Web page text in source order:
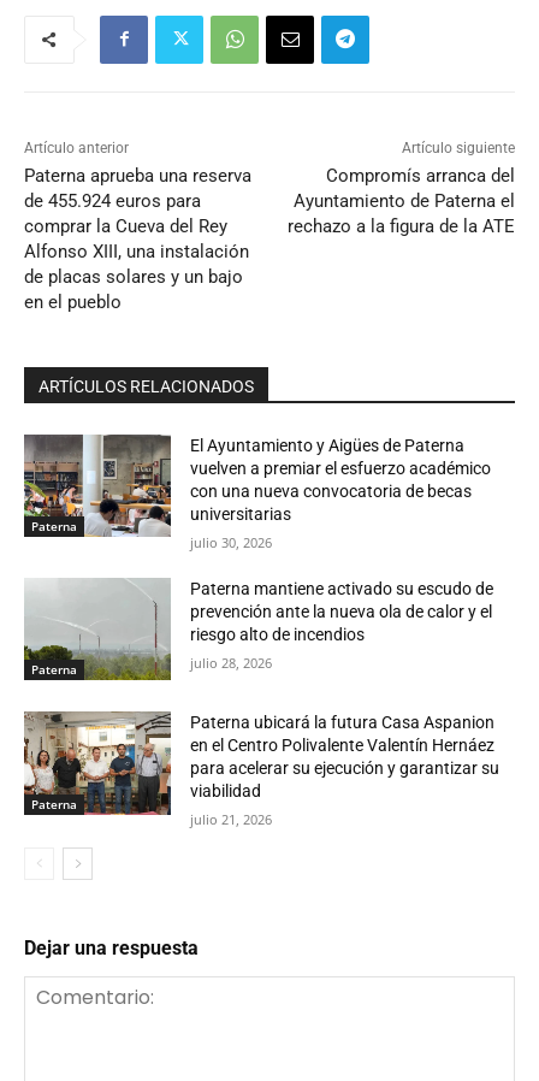
Artículo anterior
Paterna aprueba una reserva
de 455.924 euros para
comprar la Cueva del Rey
Alfonso XIII, una instalación
de placas solares y un bajo
en el pueblo
Artículo siguiente
Compromís arranca del
Ayuntamiento de Paterna el
rechazo a la figura de la ATE
ARTÍCULOS RELACIONADOS
Paterna
El Ayuntamiento y Aigües de Paterna
vuelven a premiar el esfuerzo académico
con una nueva convocatoria de becas
universitarias
julio 30, 2026
Paterna
Paterna mantiene activado su escudo de
prevención ante la nueva ola de calor y el
riesgo alto de incendios
julio 28, 2026
Paterna
Paterna ubicará la futura Casa Aspanion
en el Centro Polivalente Valentín Hernáez
para acelerar su ejecución y garantizar su
viabilidad
julio 21, 2026
Dejar una respuesta